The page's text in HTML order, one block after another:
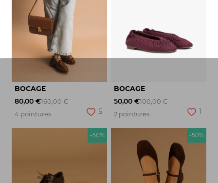
BOCAGE
80,00 €160,00 €
4 pointures
5
BOCAGE
50,00 €100,00 €
2 pointures
1
-50% -50%